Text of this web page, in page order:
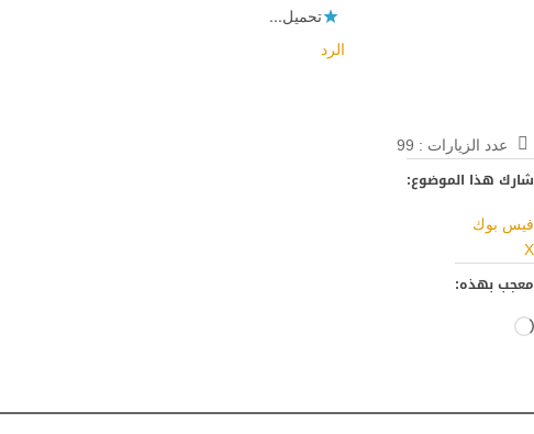
تحميل...
الرد
عدد الزيارات : 99
شارك هذا الموضوع:
فيس بوك
X
معجب بهذه:
جاري